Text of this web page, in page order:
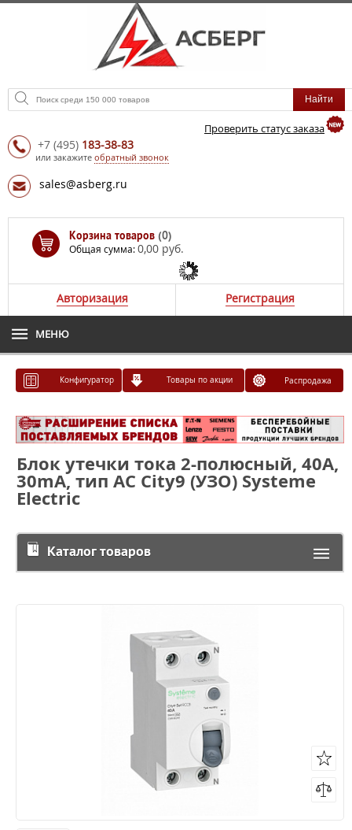
Проверить статус заказа
+7 (495) 183-38-83
или закажите обратный звонок
sales@asberg.ru
Корзина товаров (0)
Общая сумма:0,00 руб.
Авторизация Регистрация
МЕНЮ
Конфигуратор Товары по акции Распродажа
Блок утечки тока 2-полюсный, 40А,
30mA, тип AC City9 (УЗО) Systeme
Electric
Каталог товаров